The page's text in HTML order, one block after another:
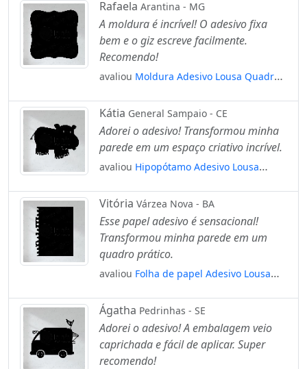
Rafaela Arantina - MG
A moldura é incrível! O adesivo fixa
bem e o giz escreve facilmente.
Recomendo!
avaliou Moldura Adesivo Lousa Quadro
Mod:114
Kátia General Sampaio - CE
Adorei o adesivo! Transformou minha
parede em um espaço criativo incrível.
avaliou Hipopótamo Adesivo Lousa
com Giz Mod:33
Vitória Várzea Nova - BA
Esse papel adesivo é sensacional!
Transformou minha parede em um
quadro prático.
avaliou Folha de papel Adesivo Lousa
com Giz Mod:66
Ágatha Pedrinhas - SE
Adorei o adesivo! A embalagem veio
caprichada e fácil de aplicar. Super
recomendo!